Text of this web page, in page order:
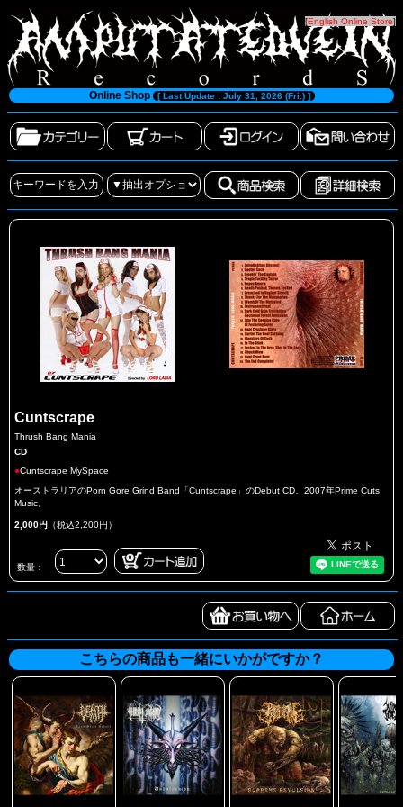
[English Online Store]
Online Shop [ Last Update : July 31, 2026 (Fri.) ]
Cuntscrape
Thrush Bang Mania
CD
●Cuntscrape MySpace
オーストラリアのPorn Gore Grind Band「Cuntscrape」のDebut CD。2007年Prime Cuts
Music。
2,000円 （税込2,200円）
数量：
こちらの商品も一緒にいかがですか？